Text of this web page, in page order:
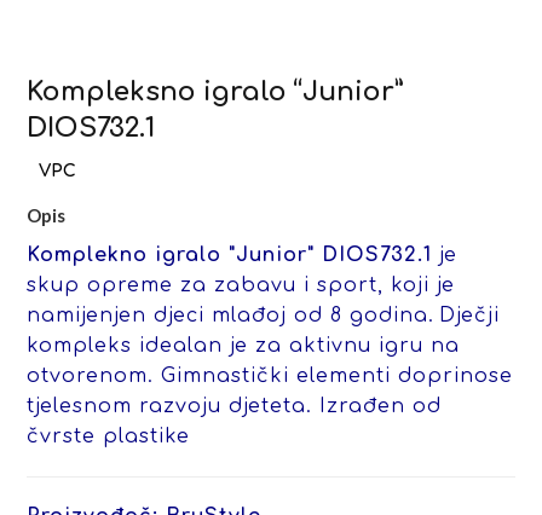
Kompleksno igralo “Junior”
DIOS732.1
Opis
Komplekno igralo "Junior" DIOS732.1 je
skup opreme za zabavu i sport, koji je
namijenjen djeci mlađoj od 8 godina. Dječji
kompleks idealan je za aktivnu igru na
otvorenom. Gimnastički elementi doprinose
tjelesnom razvoju djeteta. Izrađen od
čvrste plastike